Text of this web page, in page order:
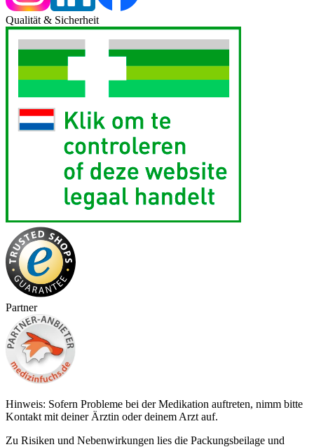
Qualität & Sicherheit
Partner
Hinweis: Sofern Probleme bei der Medikation auftreten, nimm bitte
Kontakt mit deiner Ärztin oder deinem Arzt auf.
Zu Risiken und Nebenwirkungen lies die Packungsbeilage und